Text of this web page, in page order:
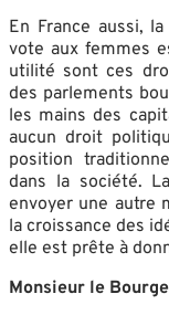
En France aussi,
vote aux femmes
utilité sont ces
des parlements
les mains des
aucun droit
position
dans la société.
envoyer une autre
la croissance des
elle est prête à
Monsieur le